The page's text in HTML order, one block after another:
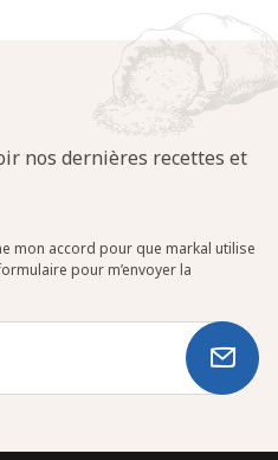
nos dernières recettes et
mon accord pour que markal utilise
pour m’envoyer la